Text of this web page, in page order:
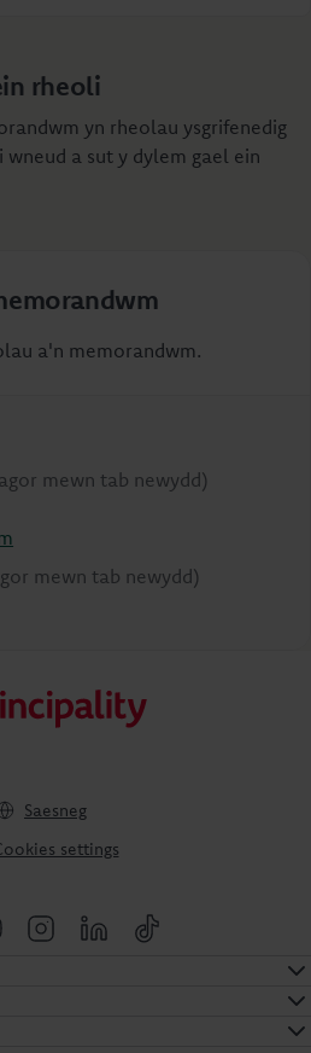
rheoli
yn rheolau ysgrifenedig
a sut y dylem gael ein
a'n memorandwm.
mewn tab newydd)
mewn tab newydd)
Saesneg
settings